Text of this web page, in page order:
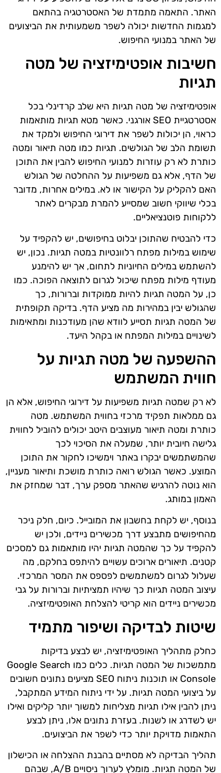
האתר. התאמה מתמדת של האסטרטגיה בהתאם
למגמות החדשות יכולה לשפר משמעותית את הביצועים
של האתר במנועי החיפוש.
חשיבות אופטימיזציה של מטה
תגיות
אופטימיזציה של מטה תגיות היא שלב קרדינלי בכל
אסטרטגיית SEO אורגני. כאשר מטא תגיות מותאמות
כראוי, הן יכולות לשפר את דירוגי החיפוש ולמקד את
תשומת הלב של הגולשים. תגיות כמו מטה תיאור ומטה
כותרת לא רק עוזרות למנועי החיפוש להבין את התוכן
של הדף, אלא גם משפיעות על ההחלטה של הגולש
האם להקליק על הקישור או לא. במילים אחרות, מדובר
בכלי שיווקי חשוב שמסייע להמרת מבקרים לאתר
ללקוחות פוטנציאליים.
כדי להבטיח שהתוכן יבלוט בחיפושים, יש להקפיד על
שימוש במילות מפתח רלוונטיות במטה תגיות. נכון, יש
להשתמש במילים החיוניות לתחום, אך יש להימנע
מעודף מילות מפתח שיכול לגרום לתוצאה הפוכה. כמו
כן, על המטה תגיות להיות ממוקדות וברורות, כך
שהגולש יבין במהירות מה מציע הדף. בדיקה תקופתית
של המטה תגיות תסייע לוודא שהן מעודכנות ומתאימות
לשינויים במילות המפתח או בקהל היעד.
ההשפעה של מטה תגיות על
חווית המשתמש
לא רק שמטה תגיות משפיעות על דירוגי החיפוש, אלא הן
גם ממלאות תפקיד מרכזי בחווית המשתמש. מטה
כותרת ומטה תיאור מעוצבים היטב יכולים להוביל לחווית
גלישה חיובית יותר, שמעלה את הסיכוי לכך
שהמשתמשים יבקרו באתר וימשיכו לחקור את התוכן
המוצע. כאשר הגולש רואה כותרת מושכת ותיאור מעניין,
הוא נוטה להרגיש שהאתר מספק ערך, דבר שמחזק את
האמון במותג.
בנוסף, יש לקחת בחשבון את המובייל. כיום, חלק ניכר
מהחיפושים מתבצע דרך מכשירים ניידים, ולכן יש
להקפיד על כך שהמטה תגיות יהיו מותאמות גם למסכים
קטנים. תיאורים ארוכים עשויים להיתפס בחלקם, מה
שעלול לגרום למשתמשים לפספס את המסר המרכזי.
עיצוב המטה תגיות כך שיהיו תמציתיות וברורות על גבי
מכשירים ניידים הוא קריטי להצלחת האופטימיזציה.
שיטות לבדיקה ושיפור מתמיד
כחלק מתהליך האופטימיזציה, יש לבצע בדיקות
מתמשכות של המטה תגיות. כלים כמו Google Search
Console או תוכנות ניתוח SEO מציעים נתונים חשובים
על ביצועי המטה תגיות. על ידי ניתוח המידע המתקבל,
ניתן להבין אילו תגיות מצליחות למשוך יותר קליקים ואילו
יש לשדרג או לשנות. בעזרת נתונים אלו, ניתן לבצע
התאמות מדויקת יותר כדי לשפר את הביצועים.
תהליך הבדיקה לא מסתיים בהבנת ההצלחה או הכישלון
של המטה תגיות. מומלץ לערוך ניסויים A/B, שבהם